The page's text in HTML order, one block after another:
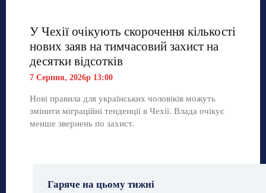
У Чехії очікують скорочення кількості
нових заяв на тимчасовий захист на
десятки відсотків
7 Серпня, 2026р 13:00
Нові правила для українських чоловіків можуть
змінити міграційні тенденції в Чехії. Влада очікує
менше звернень по захист.
Гаряче на цьому тижні